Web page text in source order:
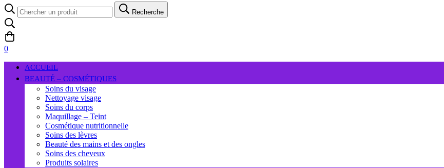
Recherche
pour:
Recherche
0
ACCUEIL
BEAUTÉ – COSMÉTIQUES
Soins du visage
Nettoyage visage
Soins du corps
Maquillage – Teint
Cosmétique nutritionnelle
Soins des lèvres
Beauté des mains et des ongles
Soins des cheveux
Produits solaires